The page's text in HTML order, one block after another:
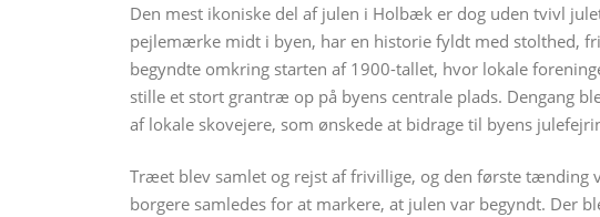
Den mest ikoniske del af julen i Holbæk er dog uden tvivl
pejlemærke midt i byen, har en historie fyldt med stolthed,
begyndte omkring starten af 1900-tallet, hvor lokale
stille et stort grantræ op på byens centrale plads. Dengang
af lokale skovejere, som ønskede at bidrage til byens
Træet blev samlet og rejst af frivillige, og den første tænding
borgere samledes for at markere, at julen var begyndt. Der